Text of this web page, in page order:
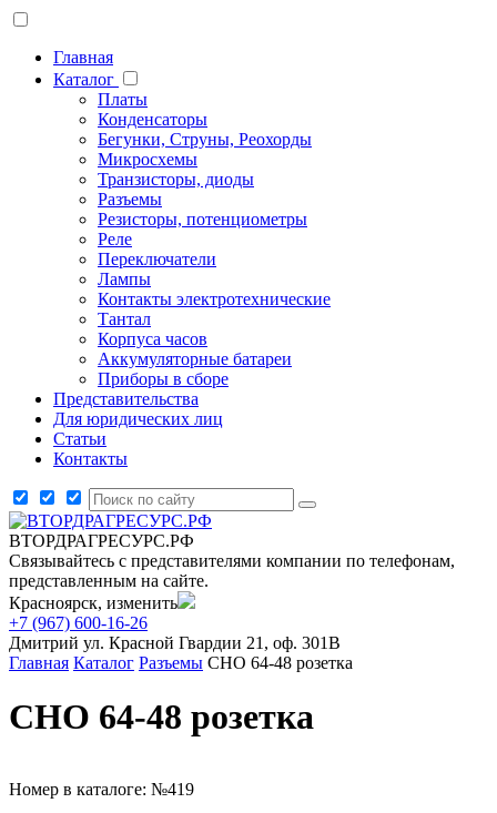
Главная
Каталог
Платы
Конденсаторы
Бегунки, Струны, Реохорды
Микросхемы
Транзисторы, диоды
Разъемы
Резисторы, потенциометры
Реле
Переключатели
Лампы
Контакты электротехнические
Тантал
Корпуса часов
Аккумуляторные батареи
Приборы в сборе
Представительства
Для юридических лиц
Статьи
Контакты
ВТОРДРАГРЕСУРС.РФ
Связывайтесь с представителями компании по телефонам,
представленным на сайте.
Красноярск, изменить
+7 (967) 600-16-26
Дмитрий ул. Красной Гвардии 21, оф. 301В
Главная Каталог Разъемы СНО 64-48 розетка
СНО 64-48 розетка
Номер в каталоге: №419